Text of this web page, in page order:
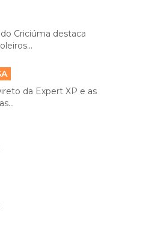
Criciúma destaca
da Expert XP e as